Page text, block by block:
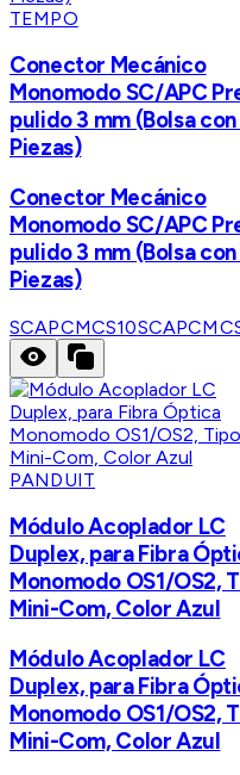
TEMPO
Conector Mecánico
Monomodo SC/APC
pulido 3 mm (Bolsa con
Piezas)
Conector Mecánico
Monomodo SC/APC
pulido 3 mm (Bolsa con
Piezas)
SCAPCMCS10
PANDUIT
Módulo Acoplador LC
Duplex, para Fibra
Monomodo OS1/OS2,
Mini-Com, Color Azul
Módulo Acoplador LC
Duplex, para Fibra
Monomodo OS1/OS2,
Mini-Com, Color Azul